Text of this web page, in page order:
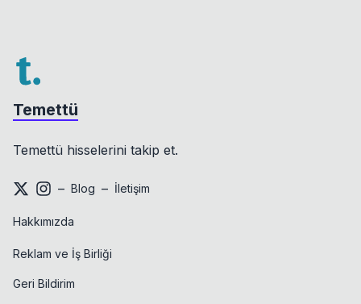
Temettü
Temettü hisselerini takip et.
– Blog – İletişim
Hakkımızda
Reklam ve İş Birliği
Geri Bildirim